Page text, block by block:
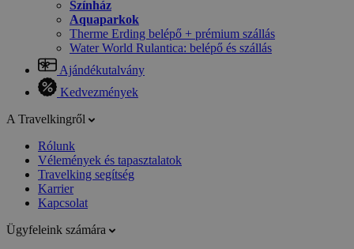
Színház
Aquaparkok
Therme Erding belépő + prémium szállás
Water World Rulantica: belépő és szállás
Ajándékutalvány
Kedvezmények
A Travelkingről
Rólunk
Vélemények és tapasztalatok
Travelking segítség
Karrier
Kapcsolat
Ügyfeleink számára